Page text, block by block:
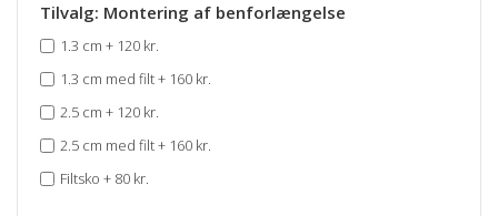
egen møbelpolstrer.
Levering: ca. 4 uger
Mangler du en ny polstring til din Arne Jacobsen stol?
din polstring her
Om læderet
Tilvalg: Montering af benforlængelse
1.3 cm + 120 kr.
1.3 cm med filt+ 160 kr.
2.5 cm + 120 kr.
2.5 cm med filt+ 160 kr.
Filtsko + 80 kr.